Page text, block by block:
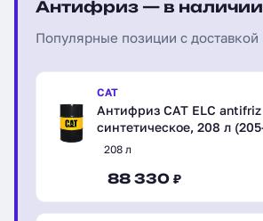
Антифриз — в наличии
Популярные позиции с доставкой
CAT
Антифриз CAT ELC
синтетическое, 208 л
208 л
88 330 ₽